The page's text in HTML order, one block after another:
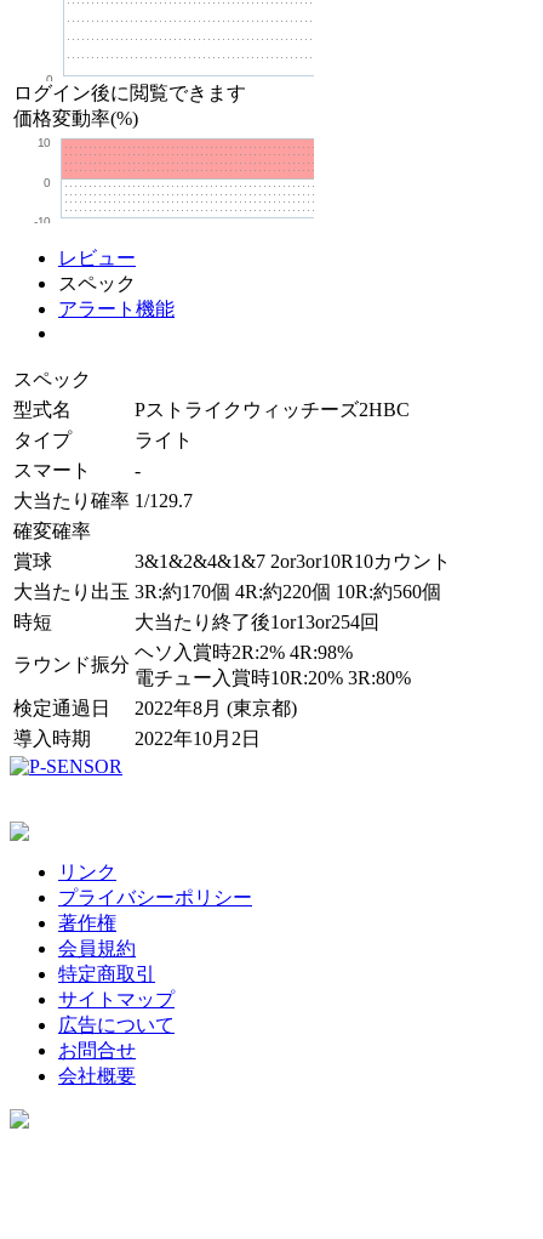
0
ログイン後に閲覧できます
価格変動率(%)
-10
0
10
レビュー
スペック
アラート機能
スペック
型式名
Pストライクウィッチーズ2HBC
タイプ
ライト
スマート
-
大当たり確率 1/129.7
確変確率
賞球
3&1&2&4&1&7 2or3or10R10カウント
大当たり出玉 3R:約170個 4R:約220個 10R:約560個
時短
大当たり終了後1or13or254回
ラウンド振分
ヘソ入賞時2R:2% 4R:98%
電チュー入賞時10R:20% 3R:80%
検定通過日
2022年8月 (東京都)
導入時期
2022年10月2日
リンク
プライバシーポリシー
著作権
会員規約
特定商取引
サイトマップ
広告について
お問合せ
会社概要